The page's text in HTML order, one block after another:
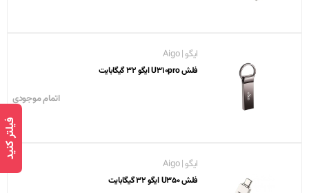
ایگو | Aigo
فلش U310pro ایگو 32 گیگابایت
اتمام موجودی
ایگو | Aigo
فلش U350 ایگو 32 گیگابایت
فیلتر کنید